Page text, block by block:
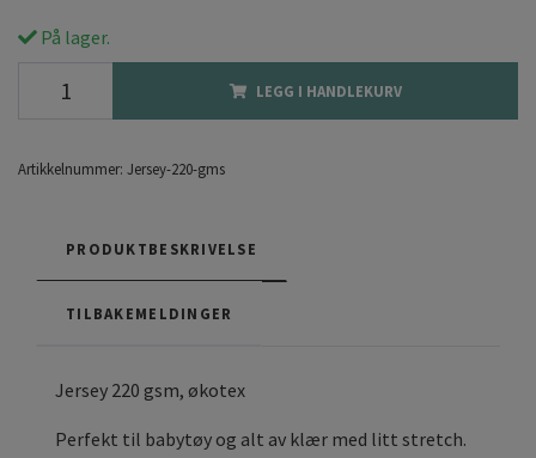
På lager.
LEGG I HANDLEKURV
Artikkelnummer: Jersey-220-gms
PRODUKTBESKRIVELSE
TILBAKEMELDINGER
Jersey 220 gsm, økotex
Perfekt til babytøy og alt av klær med litt stretch.